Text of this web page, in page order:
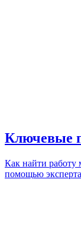
Ключевые
Как найти работу
помощью